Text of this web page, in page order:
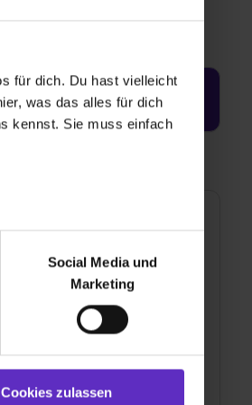
für dich. Du hast vielleicht
was das alles für dich
kennst. Sie muss einfach
bei Benutzung der
zu analysieren
soziale Medien, Werbung
Marketing“). Unsere
bereitgestellt hast oder die
auch damit
Social Media und
Marketing
Cookies zulassen
Jetzt aktivieren
Klinik